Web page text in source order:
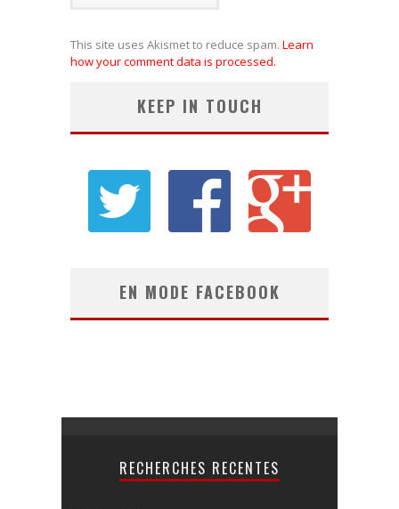
This site uses Akismet to reduce spam. Learn
how your comment data is processed.
KEEP IN TOUCH
EN MODE FACEBOOK
RECHERCHES RECENTES